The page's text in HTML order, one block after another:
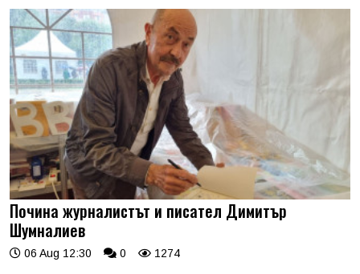
Почина журналистът и писател Димитър
Шумналиев
06 Aug 12:30 0 1274